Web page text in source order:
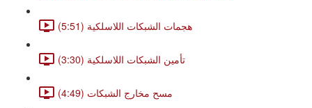
هجمات الشبكات اللاسلكية (5:51)
تأمين الشبكات اللاسلكية (3:30)
مسح مخارج الشبكات (4:49)